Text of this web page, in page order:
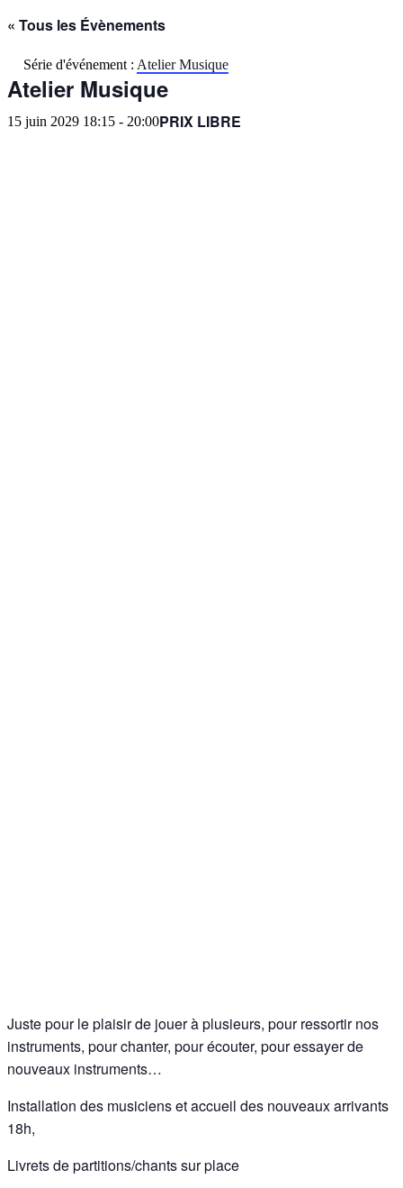
« Tous les Évènements
Série d'événement : Atelier Musique
Atelier Musique
15 juin 2029 18:15 - 20:00PRIX LIBRE
Juste pour le plaisir de jouer à plusieurs, pour ressortir nos
instruments, pour chanter, pour écouter, pour essayer de
nouveaux instruments…
Installation des musiciens et accueil des nouveaux arrivants
18h,
Livrets de partitions/chants sur place